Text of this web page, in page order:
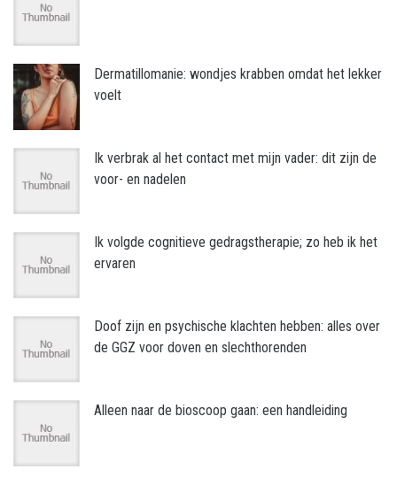
Dermatillomanie: wondjes krabben omdat het lekker
voelt
Ik verbrak al het contact met mijn vader: dit zijn de
voor- en nadelen
Ik volgde cognitieve gedragstherapie; zo heb ik het
ervaren
Doof zijn en psychische klachten hebben: alles over
de GGZ voor doven en slechthorenden
Alleen naar de bioscoop gaan: een handleiding